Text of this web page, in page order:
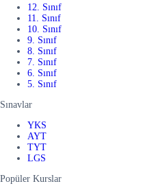
12. Sınıf
11. Sınıf
10. Sınıf
9. Sınıf
8. Sınıf
7. Sınıf
6. Sınıf
5. Sınıf
Sınavlar
YKS
AYT
TYT
LGS
Popüler Kurslar